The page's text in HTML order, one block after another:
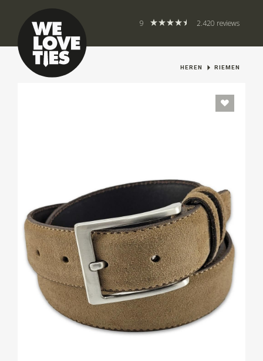
9 2.420 reviews
HEREN RIEMEN